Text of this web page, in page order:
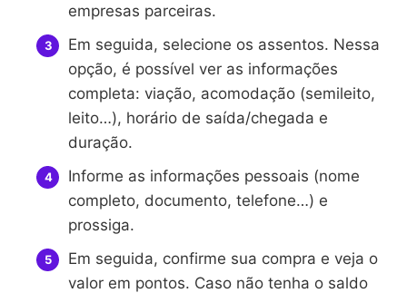
empresas parceiras.
Em seguida, selecione os assentos. Nessa
opção, é possível ver as informações
completa: viação, acomodação (semileito,
leito…), horário de saída/chegada e
duração.
Informe as informações pessoais (nome
completo, documento, telefone…) e
prossiga.
Em seguida, confirme sua compra e veja o
valor em pontos. Caso não tenha o saldo